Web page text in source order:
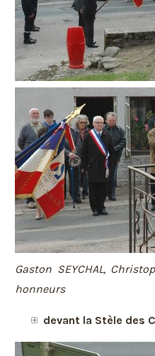
Gaston SEYCHAL,
honneurs
devant la Stèle des